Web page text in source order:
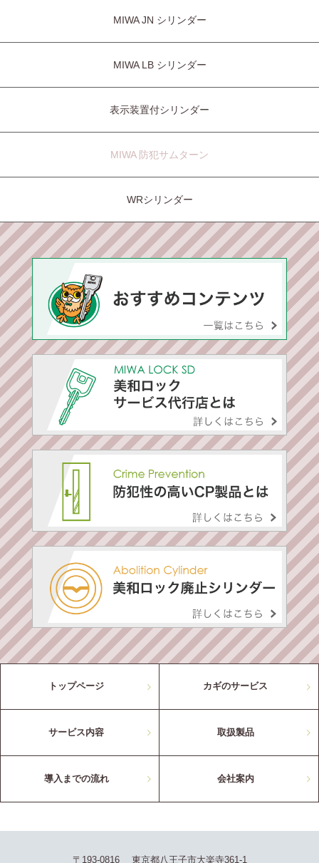
MIWA JN シリンダー
MIWA LB シリンダー
表示装置付シリンダー
MIWA 防犯サムターン
WRシリンダー
トップページ カギのサービス
サービス内容 取扱製品
導入までの流れ 会社案内
〒193-0816 東京都八王子市大楽寺361-1